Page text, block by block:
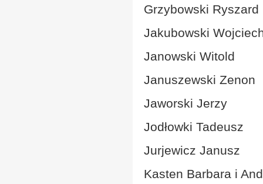
Grzybowski Ryszard
Jakubowski
Janowski Witold
Januszewski Zenon
Jaworski Jerzy
Jodłowki Tadeusz
Jurjewicz Janusz
Kasten Barbara i